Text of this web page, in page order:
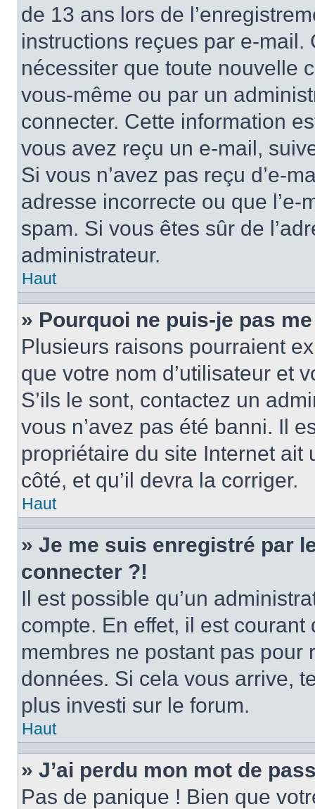
de 13 ans lors de
instructions reçues par e-
nécessiter que toute nouvelle
vous-même ou par un
connecter. Cette information
vous avez reçu un e-mail,
Si vous n’avez pas reçu d’e-
adresse incorrecte ou que
spam. Si vous êtes sûr de
administrateur.
Haut
» Pourquoi ne puis-je pas
Plusieurs raisons pourraient
que votre nom d’utilisateur et
S’ils le sont, contactez un
vous n’avez pas été banni. Il
propriétaire du site Internet
côté, et qu’il devra la corriger.
Haut
» Je me suis enregistré par
connecter ?!
Il est possible qu’un
compte. En effet, il est
membres ne postant pas
données. Si cela vous arrive,
plus investi sur le forum.
Haut
» J’ai perdu mon mot de
Pas de panique ! Bien que